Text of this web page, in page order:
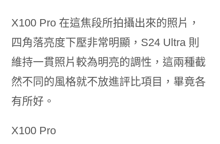
X100 Pro 在這焦段所拍攝出來的照片，
四角落亮度下壓非常明顯，S24 Ultra 則
維持一貫照片較為明亮的調性，這兩種截
然不同的風格就不放進評比項目，畢竟各
有所好。
X100 Pro